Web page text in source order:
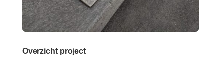
Overzicht project